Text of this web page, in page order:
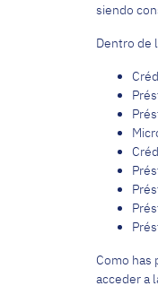
siendo
Dentro de
Como has
acceder a